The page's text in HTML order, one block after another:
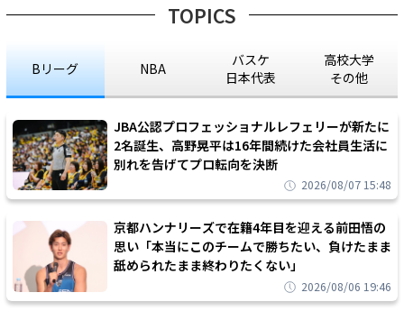
TOPICS
Bリーグ NBA
バスケ
日本代表
高校大学
その他
JBA公認プロフェッショナルレフェリーが新たに
2名誕生、高野晃平は16年間続けた会社員生活に
別れを告げてプロ転向を決断
2026/08/07 15:48
京都ハンナリーズで在籍4年目を迎える前田悟の
思い「本当にこのチームで勝ちたい、負けたまま
舐められたまま終わりたくない」
2026/08/06 19:46